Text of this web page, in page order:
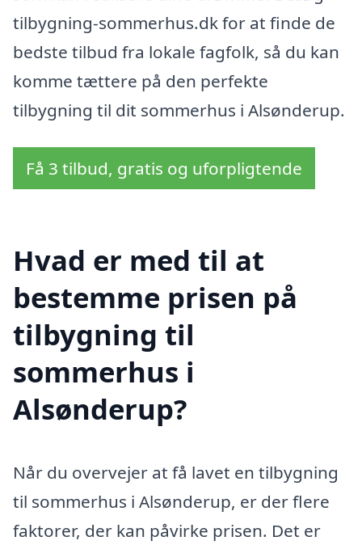
tilbygning-sommerhus.dk for at finde de
bedste tilbud fra lokale fagfolk, så du kan
komme tættere på den perfekte
tilbygning til dit sommerhus i Alsønderup.
Få 3 tilbud, gratis og uforpligtende
Hvad er med til at
bestemme prisen på
tilbygning til
sommerhus i
Alsønderup?
Når du overvejer at få lavet en tilbygning
til sommerhus i Alsønderup, er der flere
faktorer, der kan påvirke prisen. Det er